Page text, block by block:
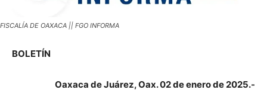
FISCALÍA DE OAXACA || FGO INFORMA
BOLETÍN
Oaxaca de Juárez, Oax. 02 de enero de 2025.-